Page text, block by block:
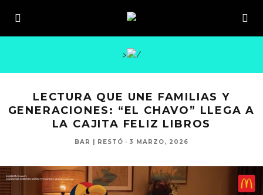
>
LECTURA QUE UNE FAMILIAS Y
GENERACIONES: “EL CHAVO” LLEGA A
LA CAJITA FELIZ LIBROS
BAR | RESTÓ · 3 MARZO, 2026